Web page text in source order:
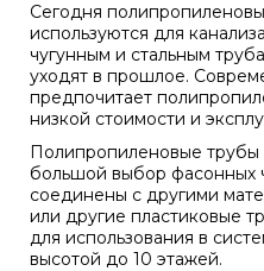
Сегодня
используются для
чугунным и стальным
уходят в прошлое.
предпочитает
низкой стоимости и
Полипропиленовые трубы
большой выбор фасонных
соединены с другими
или другие пластиковые
для использования в
высотой до 10 этажей.